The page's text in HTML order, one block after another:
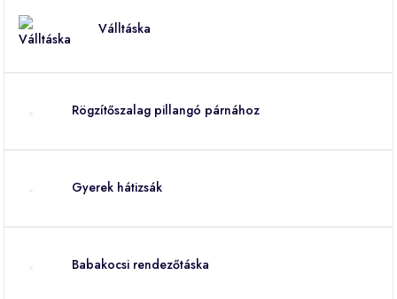
Válltáska
Rögzítőszalag pillangó párnához
Gyerek hátizsák
Babakocsi rendezőtáska